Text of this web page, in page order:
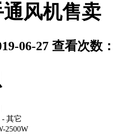
风机售卖
06-27 查看次数：
其它
2500W